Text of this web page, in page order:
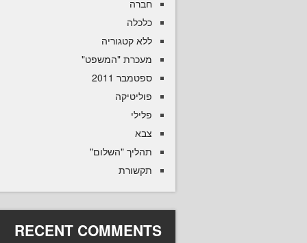
חברה
כלכלה
ללא קטגוריה
מעכרת "המשפט"
ספטמבר 2011
פוליטיקה
פלילי
צבא
תהליך "השלום"
תקשורת
RECENT COMMENTS